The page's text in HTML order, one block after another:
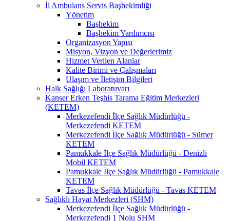
İl Ambulans Servis Başhekimliği
Yönetim
Başhekim
Başhekim Yardımcısı
Organizasyon Yapısı
Misyon, Vizyon ve Değerlerimiz
Hizmet Verilen Alanlar
Kalite Birimi ve Çalışmaları
Ulaşım ve İletişim Bilgileri
Halk Sağlığı Laboratuvarı
Kanser Erken Teşhis Tarama Eğitim Merkezleri
(KETEM)
Merkezefendi İlçe Sağlık Müdürlüğü -
Merkezefendi KETEM
Merkezefendi İlçe Sağlık Müdürlüğü - Sümer
KETEM
Pamukkale İlçe Sağlık Müdürlüğü - Denizli
Mobil KETEM
Pamukkale İlçe Sağlık Müdürlüğü - Pamukkale
KETEM
Tavas İlçe Sağlık Müdürlüğü - Tavas KETEM
Sağlıklı Hayat Merkezleri (SHM)
Merkezefendi İlçe Sağlık Müdürlüğü -
Merkezefendi 1 Nolu SHM